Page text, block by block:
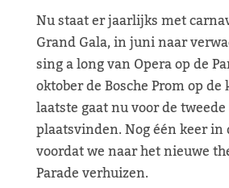
Nu staat er jaarlijks met
Grand Gala, in juni naar
sing a long van Opera op de
oktober de Bosche Prom op
laatste gaat nu voor de
plaatsvinden. Nog één keer in
voordat we naar het nieuwe
Parade verhuizen.